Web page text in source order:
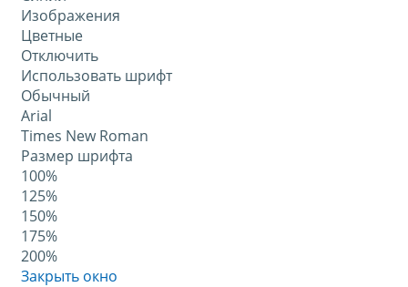
Изображения
Цветные
Отключить
Использовать шрифт
Обычный
Arial
Times New Roman
Размер шрифта
100%
125%
150%
175%
200%
Закрыть окно